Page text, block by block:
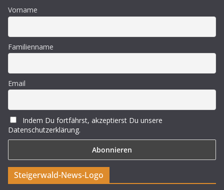
Vorname
Familienname
Email
Indem Du fortfährst, akzeptierst Du unsere
Datenschutzerklärung.
Steigerwald-News-Logo